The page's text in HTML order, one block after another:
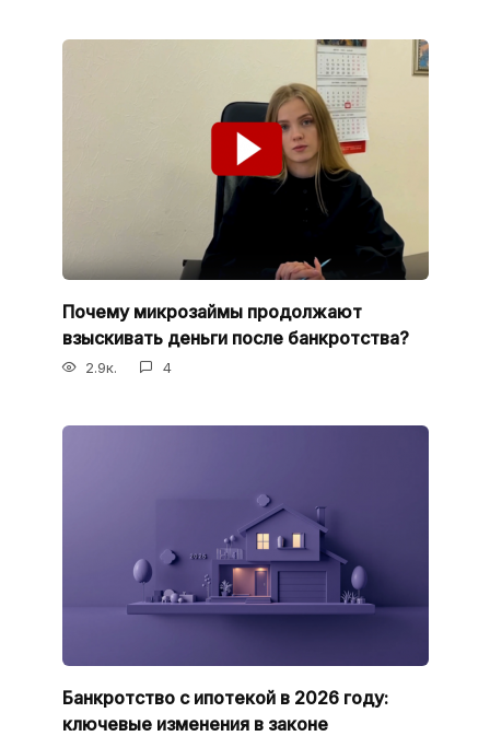
Почему микрозаймы продолжают
взыскивать деньги после банкротства?
2.9к. 4
Банкротство с ипотекой в 2026 году:
ключевые изменения в законе